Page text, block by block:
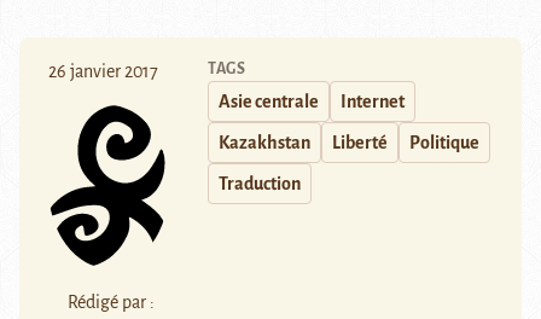
26 janvier 2017
Rédigé par :
TAGS
Asie centrale Internet
Kazakhstan Liberté Politique
Traduction